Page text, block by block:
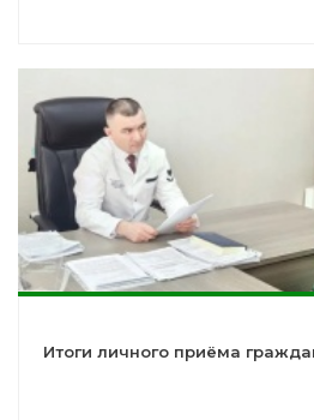
Итоги личного приёма